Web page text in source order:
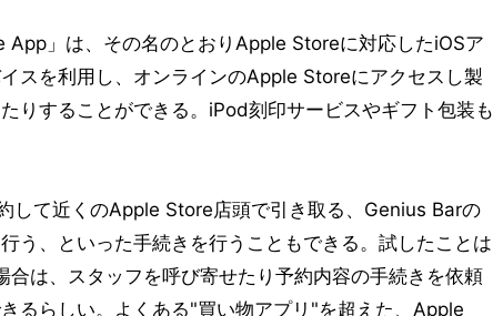
」は、その名のとおりApple Storeに対応したiOSア
スを利用し、オンラインのApple Storeにアクセスし製
りすることができる。iPod刻印サービスやギフト包装も
して近くのApple Store店頭で引き取る、Genius Barの
う、といった手続きを行うこともできる。試したことは
は、スタッフを呼び寄せたり予約内容の手続きを依頼
るらしい。よくある"買い物アプリ"を超えた、Apple